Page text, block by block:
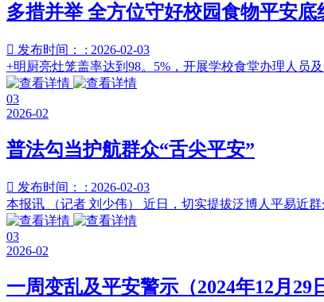
多措并举 全方位守好校园食物平安底
 发布时间： : 2026-02-03
+明厨亮灶笼盖率达到98。5%，开展学校食堂办理人员
03
2026-02
普法勾当护航群众“舌尖平安”
 发布时间： : 2026-02-03
本报讯 （记者 刘少伟） 近日，切实提拔泛博人平易近
03
2026-02
一周变乱及平安警示（2024年12月29